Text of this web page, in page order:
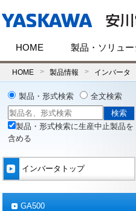
HOME 製品・ソリュー
HOME 製品情報 インバータ
製品・形式検索 全文検索
製品・形式検索に生産中止製品を
含める
インバータトップ
GA500